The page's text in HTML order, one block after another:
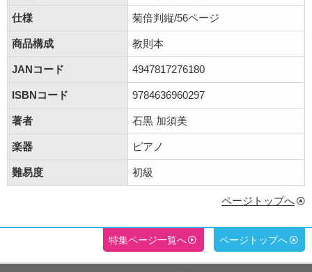
仕様 菊倍判縦/56ページ
商品構成 教則本
JANコード 4947817276180
ISBNコード 9784636960297
著者 石黒 加須美
楽器 ピアノ
難易度 初級
ページトップへ
特集ページ一覧へ ページトップへ